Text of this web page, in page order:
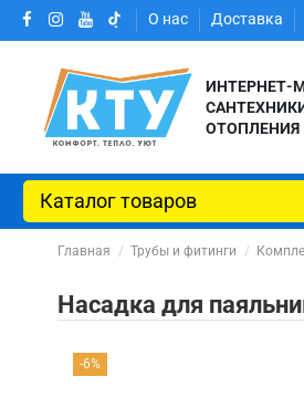
О нас Доставка
ИНТЕРНЕТ-
ОТОПЛЕНИЯ
Каталог товаров
Главная Трубы и фитинги
Насадка для
-6%